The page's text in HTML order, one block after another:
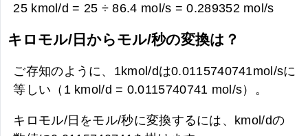
25 kmol/d = 25 ÷ 86.4 mol/s =0.289352 mol/s
キロモル/日からモル/秒の変換は？
ご存知のように、1kmol/dは0.0115740741mol/sに
等しい（1 kmol/d = 0.0115740741 mol/s）。
キロモル/日をモル/秒に変換するには、kmol/dの